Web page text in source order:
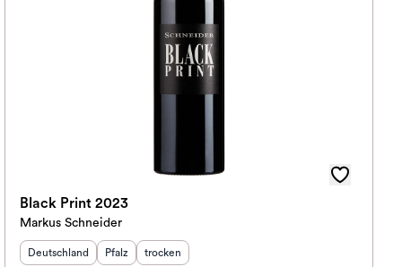
Black Print 2023
Markus Schneider
Herkunftsland
Deutschland Herkunftsregion
Pfalz Geschmack
trocken